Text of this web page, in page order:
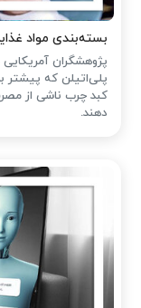
بسته‌بندی مواد
پژوهشگران
پلی‌اتیلن که
کبد چرب ناشی از
دهند.